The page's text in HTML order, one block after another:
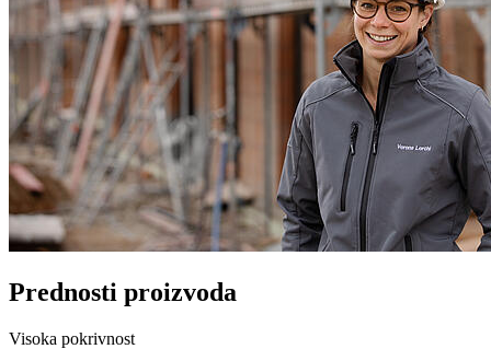
Prednosti proizvoda
Visoka pokrivnost